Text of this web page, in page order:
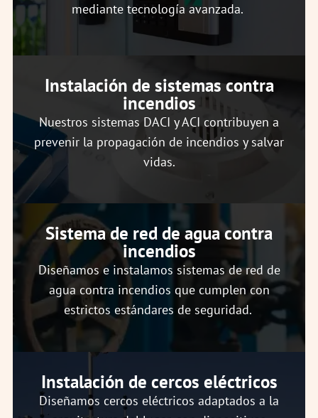
mediante tecnología avanzada.
Instalación de sistemas contra
incendios
Nuestros sistemas DACI y ACI contribuyen a
prevenir la propagación de incendios y salvar
vidas.
Sistema de red de agua contra
incendios
Diseñamos e instalamos sistemas de red de
agua contra incendios que cumplen con
estrictos estándares de seguridad.
Instalación de cercos eléctricos
Diseñamos cercos eléctricos adaptados a la